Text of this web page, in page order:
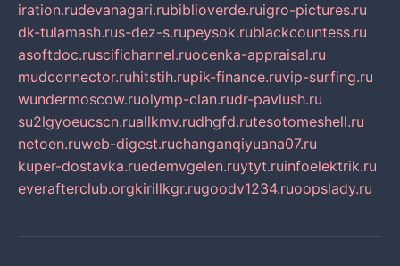
iration.rudevanagari.rubiblioverde.ruigro-pictures.ru
dk-tulamash.rus-dez-s.rupeysok.rublackcountess.ru
asoftdoc.ruscifichannel.ruocenka-appraisal.ru
mudconnector.ruhitstih.rupik-finance.ruvip-surfing.ru
wundermoscow.ruolymp-clan.rudr-pavlush.ru
su2lgyoeucscn.ruallkmv.rudhgfd.rutesotomeshell.ru
netoen.ruweb-digest.ruchanganqiyuana07.ru
kuper-dostavka.ruedemvgelen.ruytyt.ruinfoelektrik.ru
everafterclub.orgkirillkgr.rugoodv1234.ruoopslady.ru